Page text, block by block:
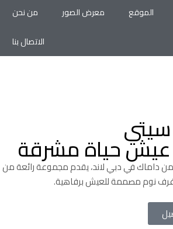
من نحن معرض الصور الموقع
الاتصال بنا
حياة مشرقة
داماك في دبي لاند، يقدم مجموعة رائعة من